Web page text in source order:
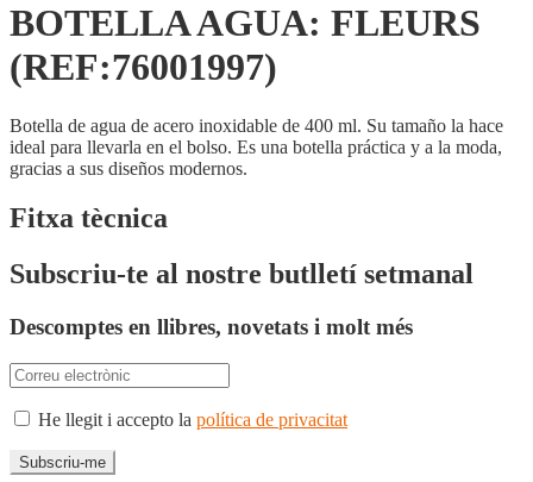
BOTELLA AGUA: FLEURS
(REF:76001997)
Botella de agua de acero inoxidable de 400 ml. Su tamaño la hace
ideal para llevarla en el bolso. Es una botella práctica y a la moda,
gracias a sus diseños modernos.
Fitxa tècnica
Subscriu-te al nostre butlletí setmanal
Descomptes en llibres, novetats i molt més
He llegit i accepto la política de privacitat